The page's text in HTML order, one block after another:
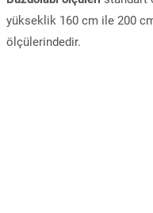
yükseklik 160 cm ile 200
ölçülerindedir.